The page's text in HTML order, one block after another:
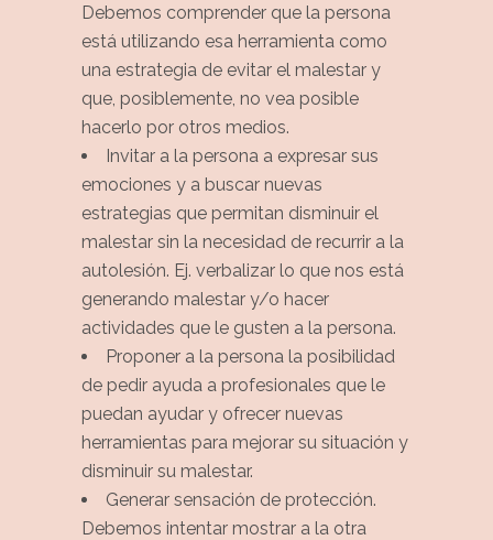
Debemos comprender que la persona
está utilizando esa herramienta como
una estrategia de evitar el malestar y
que, posiblemente, no vea posible
hacerlo por otros medios.
Invitar a la persona a expresar sus
emociones y a buscar nuevas
estrategias que permitan disminuir el
malestar sin la necesidad de recurrir a la
autolesión. Ej. verbalizar lo que nos está
generando malestar y/o hacer
actividades que le gusten a la persona.
Proponer a la persona la posibilidad
de pedir ayuda a profesionales que le
puedan ayudar y ofrecer nuevas
herramientas para mejorar su situación y
disminuir su malestar.
Generar sensación de protección.
Debemos intentar mostrar a la otra